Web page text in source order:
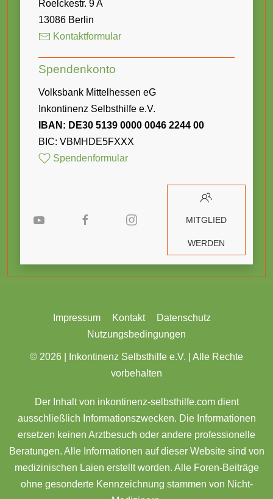
Roelckestr. 9 A
13086 Berlin
Kontaktformular
Spendenkonto
Volksbank Mittelhessen eG
Inkontinenz Selbsthilfe e.V.
IBAN: DE30 5139 0000 0046 2244 00
BIC: VBMHDE5FXXX
Spendenformular
MITGLIED
WERDEN
Impressum Kontakt
Datenschutz
Nutzungsbedingungen
© 2026 |
Inkontinenz Selbsthilfe e.V. | Alle Rechte
vorbehalten
Der Inhalt von inkontinenz-selbsthilfe.com dient
ausschließlich Informationszwecken. Die Informationen
ersetzen keinen Arztbesuch oder andere professionelle
Beratungen. Alle Informationen auf dieser Website sind von
medizinischen Laien erstellt worden. Alle Foren-Beiträge
ohne gesonderte Kennzeichnung stammen von Nicht-